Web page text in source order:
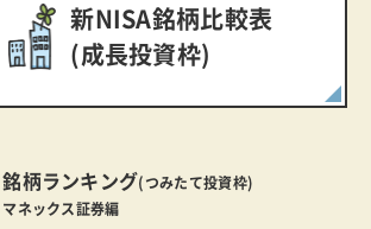
新NISA銘柄比較表
(成長投資枠)
銘柄ランキング(つみたて投資枠)
マネックス証券編